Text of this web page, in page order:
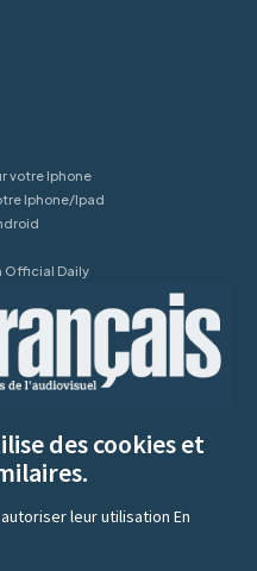
votre Iphone
Iphone/Ipad
Official Daily
des cookies et
leur utilisationEn